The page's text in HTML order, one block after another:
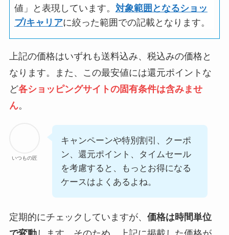
値」と表現しています。 対象範囲となるショッ
プ/キャリアに絞った範囲での記載となります。
上記の価格はいずれも送料込み、税込みの価格と
なります。また、この最安値には還元ポイントな
ど各ショッピングサイトの固有条件は含みませ
ん。
いつもの匠
キャンペーンや特別割引、クーポ
ン、還元ポイント、タイムセール
を考慮すると、もっとお得になる
ケースはよくあるよね。
定期的にチェックしていますが、 価格は時間単位